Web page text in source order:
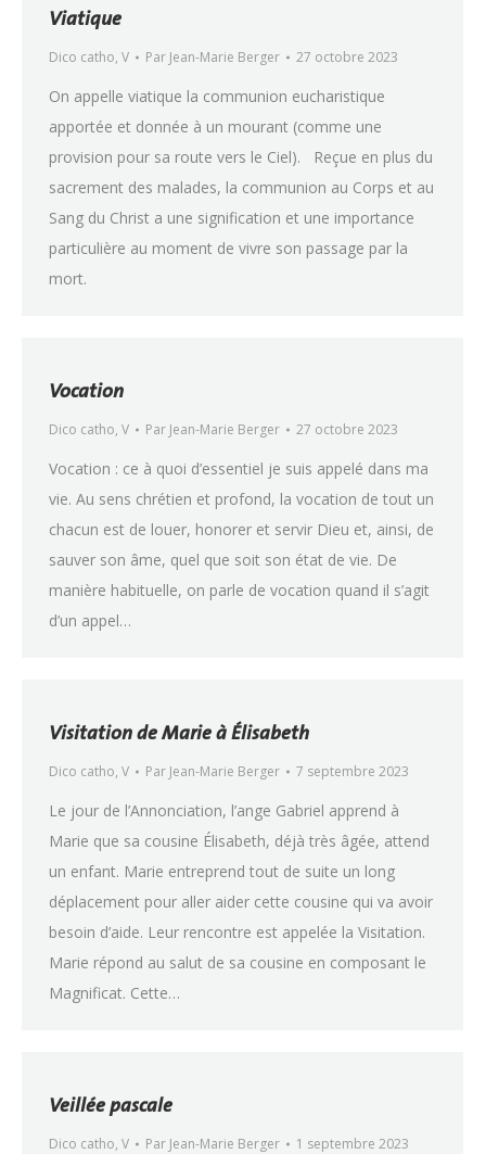
Viatique
Dico catho, V Par Jean-Marie Berger 27 octobre 2023
On appelle viatique la communion eucharistique
apportée et donnée à un mourant (comme une
provision pour sa route vers le Ciel). Reçue en plus du
sacrement des malades, la communion au Corps et au
Sang du Christ a une signification et une importance
particulière au moment de vivre son passage par la
mort.
Vocation
Dico catho, V Par Jean-Marie Berger 27 octobre 2023
Vocation : ce à quoi d’essentiel je suis appelé dans ma
vie. Au sens chrétien et profond, la vocation de tout un
chacun est de louer, honorer et servir Dieu et, ainsi, de
sauver son âme, quel que soit son état de vie. De
manière habituelle, on parle de vocation quand il s’agit
d’un appel…
Visitation de Marie à Élisabeth
Dico catho, V Par Jean-Marie Berger 7 septembre 2023
Le jour de l’Annonciation, l’ange Gabriel apprend à
Marie que sa cousine Élisabeth, déjà très âgée, attend
un enfant. Marie entreprend tout de suite un long
déplacement pour aller aider cette cousine qui va avoir
besoin d’aide. Leur rencontre est appelée la Visitation.
Marie répond au salut de sa cousine en composant le
Magnificat. Cette…
Veillée pascale
Dico catho, V Par Jean-Marie Berger 1 septembre 2023